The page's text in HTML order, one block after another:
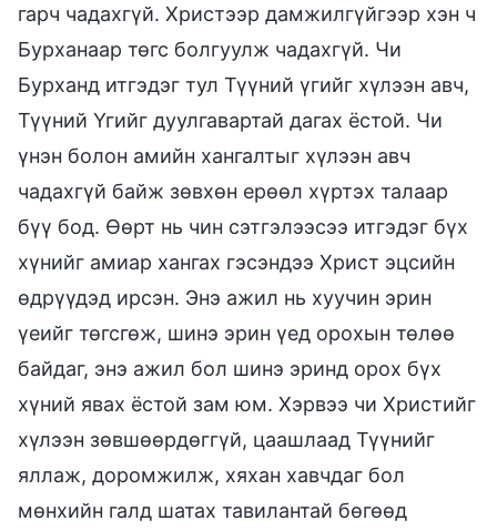
гарч чадахгүй. Христээр дамжилгүйгээр хэн ч
Бурханаар төгс болгуулж чадахгүй. Чи
Бурханд итгэдэг тул Түүний үгийг хүлээн авч,
Түүний Үгийг дуулгавартай дагах ёстой. Чи
үнэн болон амийн хангалтыг хүлээн авч
чадахгүй байж зөвхөн ерөөл хүртэх талаар
бүү бод. Өөрт нь чин сэтгэлээсээ итгэдэг бүх
хүнийг амиар хангах гэсэндээ Христ эцсийн
өдрүүдэд ирсэн. Энэ ажил нь хуучин эрин
үеийг төгсгөж, шинэ эрин үед орохын төлөө
байдаг, энэ ажил бол шинэ эринд орох бүх
хүний явах ёстой зам юм. Хэрвээ чи Христийг
хүлээн зөвшөөрдөггүй, цаашлаад Түүнийг
яллаж, доромжилж, хяхан хавчдаг бол
мөнхийн галд шатах тавилантай бөгөөд